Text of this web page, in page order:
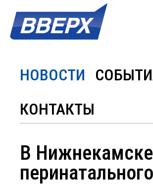
НОВОСТИ
КОНТАКТЫ
В